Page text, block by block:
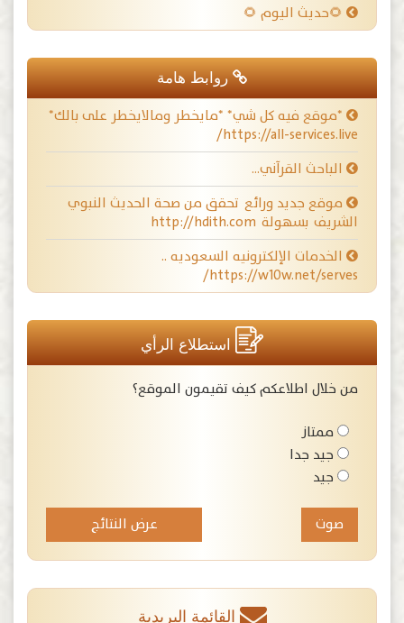
🌻حديث اليوم 🌻
روابط هامة
*موقع فيه كل شي* *مايخطر ومالايخطر على بالك*
https://all-services.live/
الباحث القرآني…
موقع جديد ورائع تحقق من صحة الحديث النبوي
الشريف بسهولة http://hdith.com
الخدمات الإلكترونيه السعوديه ..
https://w10w.net/serves/
استطلاع الرأي
من خلال اطلاعكم كيف تقيمون الموقع؟
ممتاز
جيد جدا
جيد
عرض النتائج
القائمة البريدية